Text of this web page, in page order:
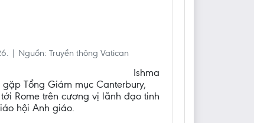
| Nguồn: Truyền thông Vatican
Ishma
Tổng Giám mục Canterbury,
Rome trên cương vị lãnh đạo tinh
hội Anh giáo.